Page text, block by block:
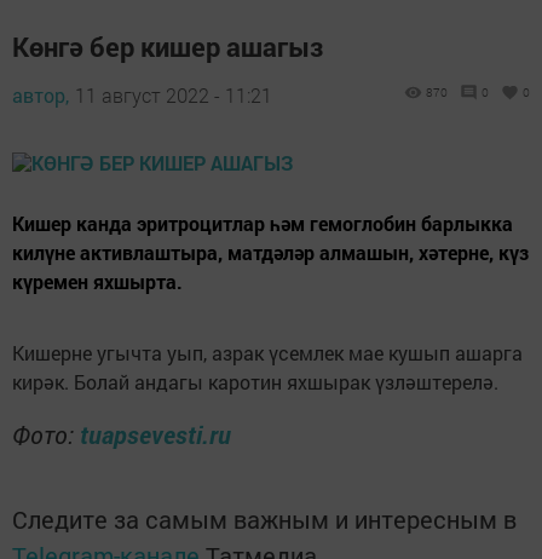
Көнгә бер кишер ашагыз
автор, 11 август 2022 - 11:21 870 0 0
Кишер канда эритроцитлар һәм гемоглобин барлыкка
килүне активлаштыра, матдәләр алмашын, хәтерне, күз
күремен яхшырта.
Кишерне угычта уып, азрак үсемлек мае кушып ашарга
кирәк. Болай андагы каротин яхшырак үзләштерелә.
Фото: tuapsevesti.ru
Следите за самым важным и интересным в